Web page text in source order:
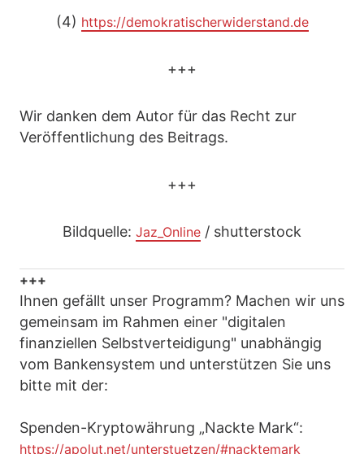
(4) https://demokratischerwiderstand.de
+++
Wir danken dem Autor für das Recht zur
Veröffentlichung des Beitrags.
+++
Bildquelle: Jaz_Online / shutterstock
+++
Ihnen gefällt unser Programm? Machen wir uns
gemeinsam im Rahmen einer "digitalen
finanziellen Selbstverteidigung" unabhängig
vom Bankensystem und unterstützen Sie uns
bitte mit der:
Spenden-Kryptowährung „Nackte Mark“:
https://apolut.net/unterstuetzen/#nacktemark